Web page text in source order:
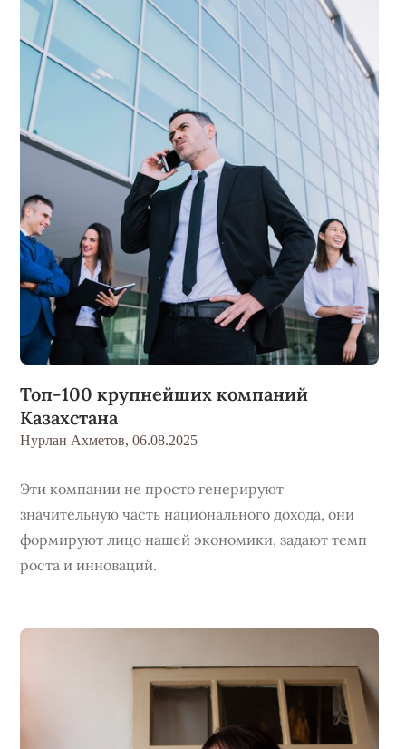
Топ-100 крупнейших компаний
Казахстана
Нурлан Ахметов, 06.08.2025
Эти компании не просто генерируют
значительную часть национального дохода, они
формируют лицо нашей экономики, задают темп
роста и инноваций.